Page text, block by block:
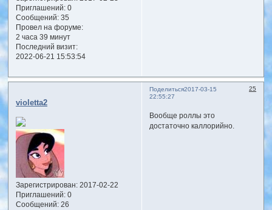
Приглашений:0
Сообщений:35
Провел на форуме:
2 часа 39 минут
Последний визит:
2022-06-21 15:53:54
Поделиться 25
2017-03-15
22:55:27
violetta2
Зарегистрирован: 2017-02-22
Приглашений:0
Сообщений:26
Вообще роллы это
достаточно каллорийно.